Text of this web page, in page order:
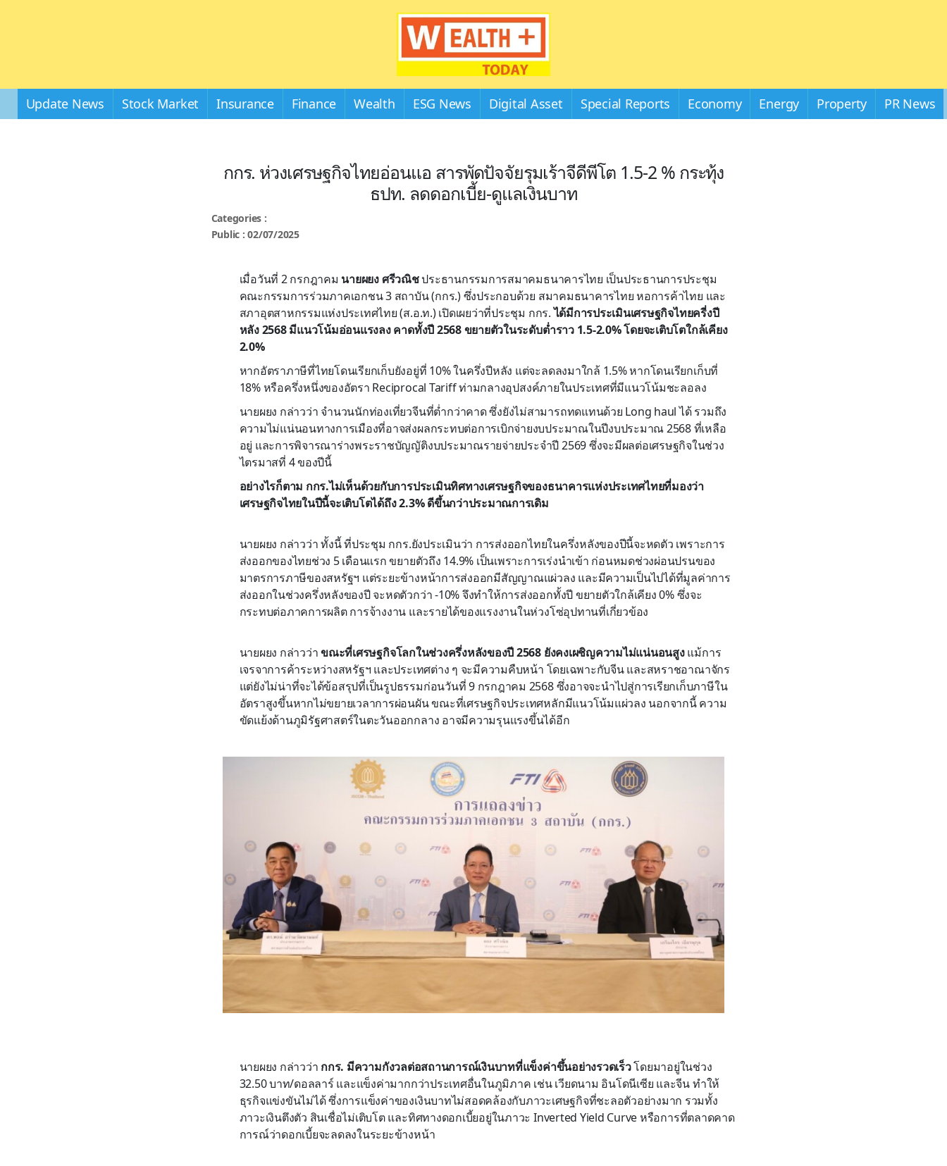
Update News Stock Market Insurance Finance Wealth ESG News Digital Asset Special Reports Economy Energy Property PR News
กกร. ห่วงเศรษฐกิจไทยอ่อนแอ สารพัดปัจจัยรุมเร้าจีดีพีโต 1.5-2 % กระทุ้ง
ธปท. ลดดอกเบี้ย-ดูแลเงินบาท
Categories :
Public : 02/07/2025
เมื่อวันที่ 2 กรกฎาคม นายผยง ศรีวณิชประธานกรรมการสมาคมธนาคารไทย เป็นประธานการประชุม
คณะกรรมการร่วมภาคเอกชน 3 สถาบัน (กกร.) ซึ่งประกอบด้วย สมาคมธนาคารไทย หอการค้าไทย และ
สภาอุตสาหกรรมแห่งประเทศไทย (ส.อ.ท.) เปิดเผยว่าที่ประชุม กกร.ได้มีการประเมินเศรษฐกิจไทยครี่งปี
หลัง 2568 มีแนวโน้มอ่อนแรงลง คาดทั้งปี 2568 ขยายตัวในระดับต่ำราว 1.5-2.0% โดยจะเติบโตใกล้เคียง
2.0%
หากอัตราภาษีที่ไทยโดนเรียกเก็บยังอยู่ที่ 10% ในครึ่งปีหลัง แต่จะลดลงมาใกล้ 1.5% หากโดนเรียกเก็บที่
18% หรือครึ่งหนึ่งของอัตรา Reciprocal Tariff ท่ามกลางอุปสงค์ภายในประเทศที่มีแนวโน้มชะลอลง
นายผยง กล่าวว่า จำนวนนักท่องเที่ยวจีนที่ต่ำกว่าคาด ซึ่งยังไม่สามารถทดแทนด้วย Long haul ได้ รวมถึง
ความไม่แน่นอนทางการเมืองที่อาจส่งผลกระทบต่อการเบิกจ่ายงบประมาณในปีงบประมาณ 2568 ที่เหลือ
อยู่ และการพิจารณาร่างพระราชบัญญัติงบประมาณรายจ่ายประจำปี 2569 ซึ่งจะมีผลต่อเศรษฐกิจในช่วง
ไตรมาสที่ 4 ของปีนี้
อย่างไรก็ตาม กกร.ไม่เห็นด้วยกับการประเมินทิศทางเศรษฐกิจของธนาคารแห่งประเทศไทยที่มองว่า
เศรษฐกิจไทยในปีนี้จะเติบโตได้ถึง 2.3% ดีขึ้นกว่าประมาณการเดิม
นายผยง กล่าวว่า ทั้งนี้ ที่ประชุม กกร.ยังประเมินว่า การส่งออกไทยในครึ่งหลังของปีนี้จะหดตัว เพราะการ
ส่งออกของไทยช่วง 5 เดือนแรก ขยายตัวถึง 14.9% เป็นเพราะการเร่งนำเข้า ก่อนหมดช่วงผ่อนปรนของ
มาตรการภาษีของสหรัฐฯ แต่ระยะข้างหน้าการส่งออกมีสัญญาณแผ่วลง และมีความเป็นไปได้ที่มูลค่าการ
ส่งออกในช่วงครึ่งหลังของปี จะหดตัวกว่า -10% จึงทำให้การส่งออกทั้งปี ขยายตัวใกล้เคียง 0% ซึ่งจะ
กระทบต่อภาคการผลิต การจ้างงาน และรายได้ของแรงงานในห่วงโซ่อุปทานที่เกี่ยวข้อง
นายผยง กล่าวว่าขณะที่เศรษฐกิจโลกในช่วงครึ่งหลังของปี 2568 ยังคงเผชิญความไม่แน่นอนสูงแม้การ
เจรจาการค้าระหว่างสหรัฐฯ และประเทศต่าง ๆ จะมีความคืบหน้า โดยเฉพาะกับจีน และสหราชอาณาจักร
แต่ยังไม่น่าที่จะได้ข้อสรุปที่เป็นรูปธรรมก่อนวันที่ 9 กรกฎาคม 2568 ซึ่งอาจจะนำไปสู่การเรียกเก็บภาษีใน
อัตราสูงขึ้นหากไม่ขยายเวลาการผ่อนผัน ขณะที่เศรษฐกิจประเทศหลักมีแนวโน้มแผ่วลง นอกจากนี้ ความ
ขัดแย้งด้านภูมิรัฐศาสตร์ในตะวันออกกลาง อาจมีความรุนแรงขึ้นได้อีก
นายผยง กล่าวว่า กกร. มีความกังวลต่อสถานการณ์เงินบาทที่แข็งค่าขึ้นอย่างรวดเร็วโดยมาอยู่ในช่วง
32.50 บาท/ดอลลาร์ และแข็งค่ามากกว่าประเทศอื่นในภูมิภาค เช่น เวียดนาม อินโดนีเซีย และจีน ทำให้
ธุรกิจแข่งขันไม่ได้ ซึ่งการแข็งค่าของเงินบาทไม่สอดคล้องกับภาวะเศษฐกิจที่ชะลอตัวอย่างมาก รวมทั้ง
ภาวะเงินตึงตัว สินเชื่อไม่เติบโต และทิศทางดอกเบี้ยอยู่ในภาวะ Inverted Yield Curve หรือการที่ตลาดคาด
การณ์ว่าดอกเบี้ยจะลดลงในระยะข้างหน้า